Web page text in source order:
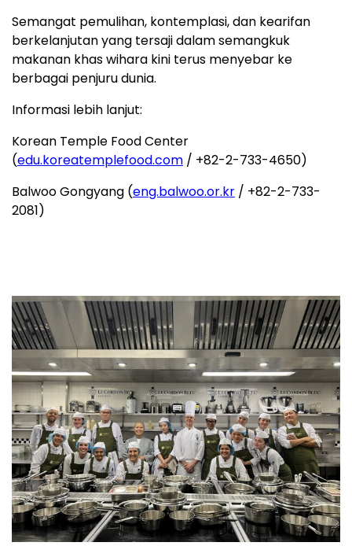
Semangat pemulihan, kontemplasi, dan kearifan
berkelanjutan yang tersaji dalam semangkuk
makanan khas wihara kini terus menyebar ke
berbagai penjuru dunia.
Informasi lebih lanjut:
Korean Temple Food Center
(edu.koreatemplefood.com / +82-2-733-4650)
Balwoo Gongyang (eng.balwoo.or.kr / +82-2-733-
2081)